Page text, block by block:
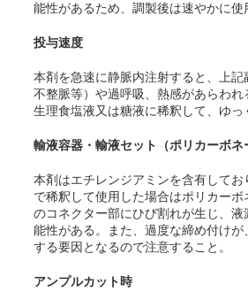
能性があるため、調製後は速やかに使
投与速度
本剤を急速に静脈内注射すると、上記
不整脈等）や過呼吸、熱感があらわれ
生理食塩液又は糖液に稀釈して、ゆっ
輸液容器・輸液セット（ポリカーボネ
本剤はエチレンジアミンを含有して
で稀釈して使用した場合はポリカー
のコネクター部にひび割れが生じ、
能性がある。また、過度な締め付け
する要因となるので注意すること。
アンプルカット時